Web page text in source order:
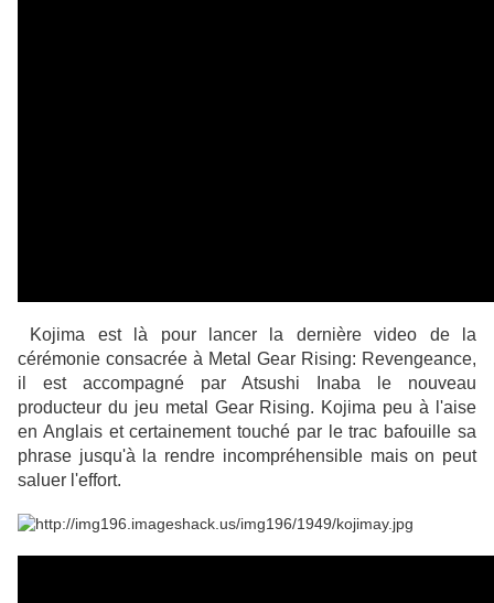
Kojima est là pour lancer la dernière video de la
cérémonie consacrée à Metal Gear Rising: Revengeance,
il est accompagné par Atsushi Inaba le nouveau
producteur du jeu metal Gear Rising. Kojima peu à l'aise
en Anglais et certainement touché par le trac bafouille sa
phrase jusqu'à la rendre incompréhensible mais on peut
saluer l'effort.